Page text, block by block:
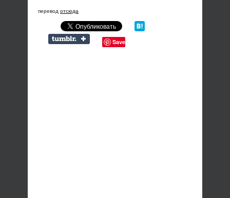
перевод отсюда
Save